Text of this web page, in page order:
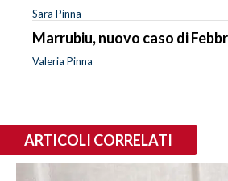
Sara Pinna
Marrubiu, nuovo caso di
Valeria Pinna
ARTICOLI CORRELATI